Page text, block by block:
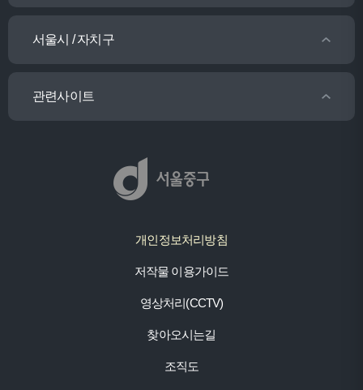
서울시 / 자치구
관련사이트
개인정보처리방침
저작물 이용가이드
영상처리(CCTV)
찾아오시는길
조직도